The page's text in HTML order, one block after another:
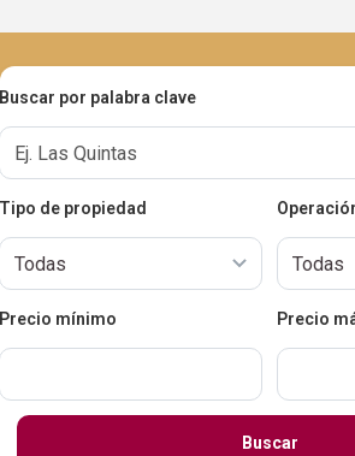
Buscar por palabra clave
Tipo de propiedad
Precio mínimo Precio
Buscar